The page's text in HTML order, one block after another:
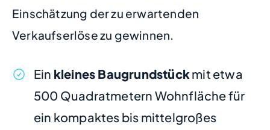
Einschätzung der zu erwartenden
Verkaufserlöse zu gewinnen.
Ein kleines Baugrundstückmit etwa
500 Quadratmetern Wohnfläche für
ein kompaktes bis mittelgroßes